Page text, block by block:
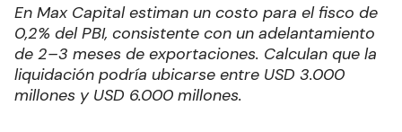
En Max Capital estiman un costo para el fisco de
0,2% del PBI, consistente con un adelantamiento
de 2–3 meses de exportaciones. Calculan que la
liquidación podría ubicarse entre USD 3.000
millones y USD 6.000 millones.